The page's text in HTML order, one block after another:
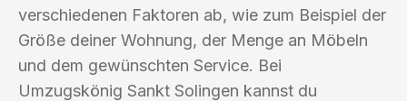
verschiedenen Faktoren ab, wie zum Beispiel der
Größe deiner Wohnung, der Menge an Möbeln
und dem gewünschten Service. Bei
Umzugskönig Sankt Solingen kannst du